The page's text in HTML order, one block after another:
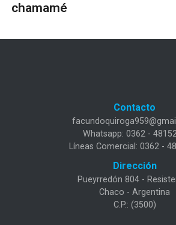
chamamé
Contacto
Whatsapp: 0362 -
Líneas Comercial: 0362 -
Dirección
Pueyrredón 804 -
Chaco - Argentina
C.P.: (3500)